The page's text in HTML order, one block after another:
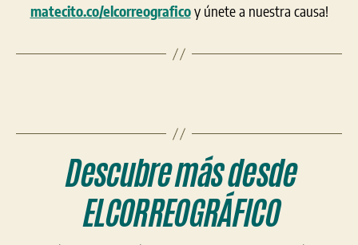
matecito.co/elcorreograficoy únete a nuestra causa!
Descubre más desde
ELCORREOGRÁFICO